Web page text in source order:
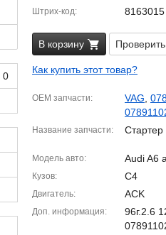
Штрих-код 8163015
В корзину
Как купить этот товар?
OEM запчасти VAG
Название запчасти Стартер
Модель авто Audi A6
Кузов C4
Двигатель ACK
Доп. информация
96г.2.6
0